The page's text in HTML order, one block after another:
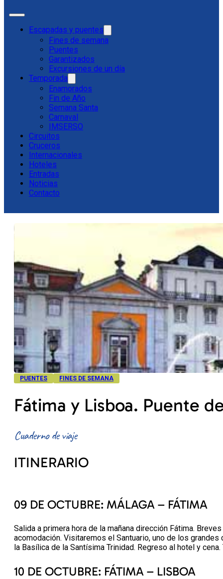
Escapadas y puentes
Fines de semana
Puentes
Garantizados
Excursiones de un día
Temporada
Enamorados
Fin de Año
Semana Santa
Carnaval
IMSERSO
Circuitos
Cruceros
Internacionales
Hoteles
Entradas
Noticias
Contacto
PUENTES FINES DE SEMANA
Fátima y Lisboa. Puente
Cuaderno de viaje
ITINERARIO
09 DE OCTUBRE: MÁLAGA – FÁTIMA
Salida a primera hora de la mañana dirección Fátima.
acomodación. Visitaremos el Santuario, uno de los
la Basílica de la Santísima Trinidad. Regreso al hotel y
10 DE OCTUBRE: FÁTIMA – LISBOA